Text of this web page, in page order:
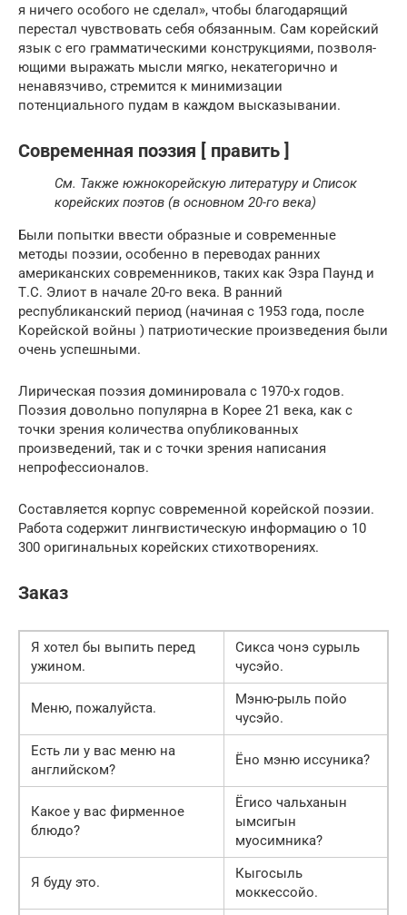
я ничего особого не сделал», чтобы благодарящий
перестал чувствовать себя обязанным. Сам корейский
язык с его граммати­ческими конструк­циями, позволя­
ющими выражать мысли мягко, некатегорично и
ненавязчиво, стремится к миними­зации
потенциального пудам в каждом высказывании.
Современная поэзия [ править ]
См. Также южнокорейскую литературуи Список
корейских поэтов (в основном 20-го века)
Были попытки ввести образные и современные
методы поэзии, особенно в переводах ранних
американских современников, таких как Эзра Паунд и
Т.С. Элиот в начале 20-го века. В ранний
республиканский период (начиная с 1953 года, после
Корейской войны ) патриотические произведения были
очень успешными.
Лирическая поэзия доминировала с 1970-х годов.
Поэзия довольно популярна в Корее 21 века, как с
точки зрения количества опубликованных
произведений, так и с точки зрения написания
непрофессионалов.
Составляется корпус современной корейской поэзии.
Работа содержит лингвистическую информацию о 10
300 оригинальных корейских стихотворениях.
Заказ
Я хотел бы выпить перед
ужином.
Сикса чонэ сурыль
чусэйо.
Меню, пожалуйста.
Мэню-рыль пойо
чусэйо.
Есть ли у вас меню на
английском?
Ёно мэню иссуника?
Какое у вас фирменное
блюдо?
Ёгисо чальханын
ымсигын
муосимника?
Я буду это.
Кыгосыль
моккессойо.